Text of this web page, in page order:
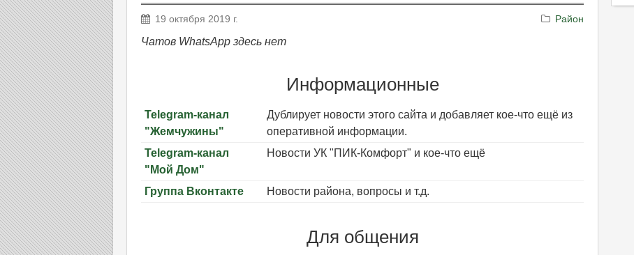
19 октября 2019 г. Район
Чатов WhatsApp здесь нет
Информационные
Telegram-канал
"Жемчужины"
Дублирует новости этого сайта и добавляет кое-что ещё из
оперативной информации.
Telegram-канал
"Мой Дом"
Новости УК "ПИК-Комфорт" и кое-что ещё
Группа Вконтакте Новости района, вопросы и т.д.
Для общения